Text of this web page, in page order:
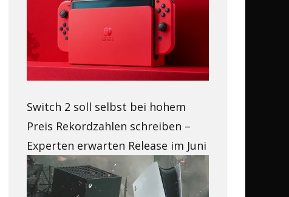
Switch 2 soll selbst bei hohem
Preis Rekordzahlen schreiben –
Experten erwarten Release im Juni